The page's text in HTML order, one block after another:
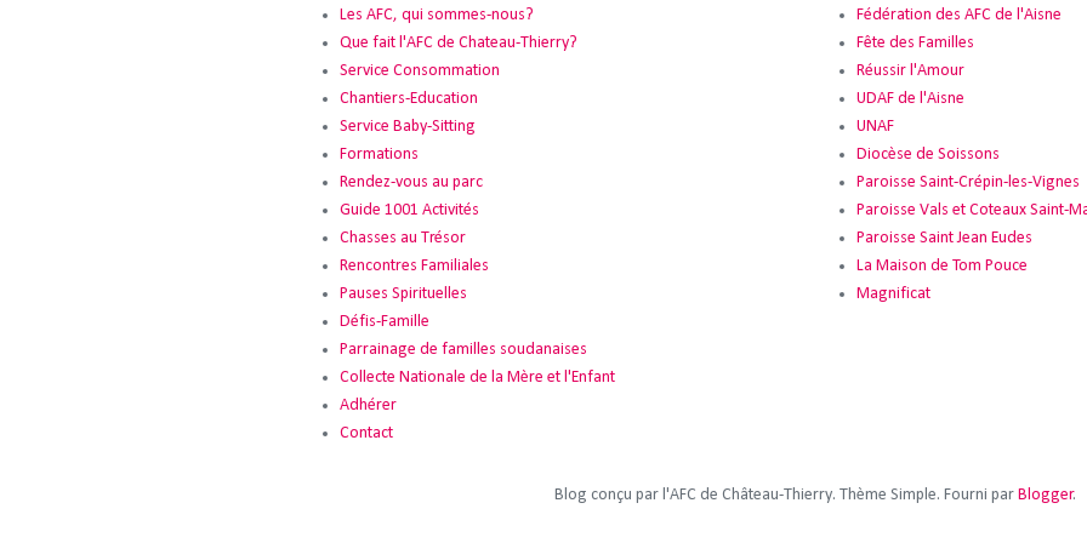
Les AFC, qui sommes-nous?
Que fait l'AFC de Chateau-Thierry?
Service Consommation
Chantiers-Education
Service Baby-Sitting
Formations
Rendez-vous au parc
Guide 1001 Activités
Chasses au Trésor
Rencontres Familiales
Pauses Spirituelles
Défis-Famille
Parrainage de familles soudanaises
Collecte Nationale de la Mère et l'Enfant
Adhérer
Contact
Fédération des AFC de l'Aisne
Fête des Familles
Réussir l'Amour
UDAF de l'Aisne
UNAF
Diocèse de Soissons
Paroisse Saint-Crépin-les-Vignes
Paroisse Vals et Coteaux Saint-
Paroisse Saint Jean Eudes
La Maison de Tom Pouce
Magnificat
Blog conçu par l'AFC de Château-Thierry. Thème Simple. Fourni par Blogger.